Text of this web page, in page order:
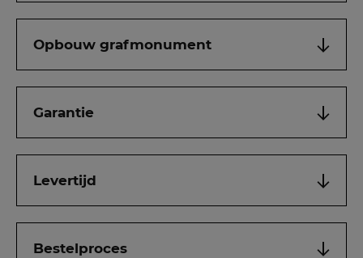
Opbouw grafmonument
Garantie
Levertijd
Bestelproces